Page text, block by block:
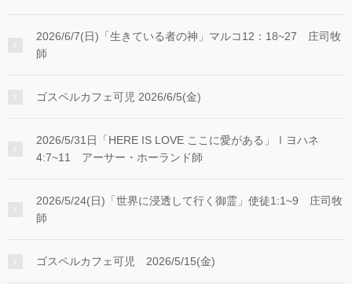
2026/6/7(日)「生きている者の神」マルコ12：18~27 庄司牧
師
ゴスペルカフェ可児 2026/6/5(金)
2026/5/31日「HERE IS LOVE ここに愛がある」Ⅰヨハネ
4:7~11 アーサー・ホーランド師
2026/5/24(日)「世界に浸透して行く御霊」使徒1:1~9 庄司牧
師
ゴスペルカフェ可児 2026/5/15(金)